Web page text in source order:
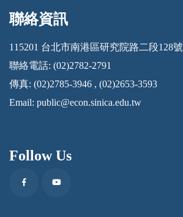
:::
聯絡資訊
115201 台北市南港區研究院路二段128號
聯絡電話: (02)2782-2791
傳真: (02)2785-3946 , (02)2653-3593
Email: public@econ.sinica.edu.tw
Follow Us
FacebookYoutube